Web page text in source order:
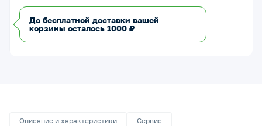
До бесплатной доставки вашей
корзины осталось 1000 ₽
Описание и характеристики
Сервис